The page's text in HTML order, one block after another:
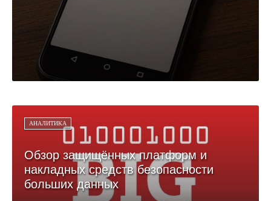
АНАЛИТИКА
Обзор защищённых платформ и
накладных средств безопасности
больших данных